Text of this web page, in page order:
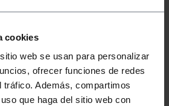
cookies
web se usan para personalizar
ofrecer funciones de redes
Además, compartimos
que haga del sitio web con
em ambas as extremidades.
qualidade premium e LSZH
Free). Ideal para a conexão
Terminal) e roteador em
óptica.